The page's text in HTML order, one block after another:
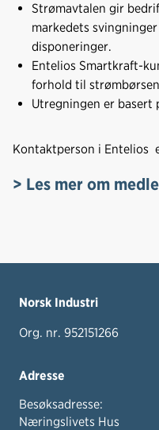
Strømavtalen gir
markedets
disponeringer.
Entelios Smartkraft-
forhold til
Utregningen er basert
Kontaktperson i Entelios
> Les mer om
Norsk Industri
Org. nr. 952151266
Adresse
Besøksadresse:
Næringslivets Hus